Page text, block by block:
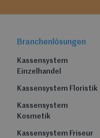
Branchenlösungen
Kassensystem
Einzelhandel
Kassensystem Floristik
Kassensystem
Kosmetik
Kassensystem Friseur